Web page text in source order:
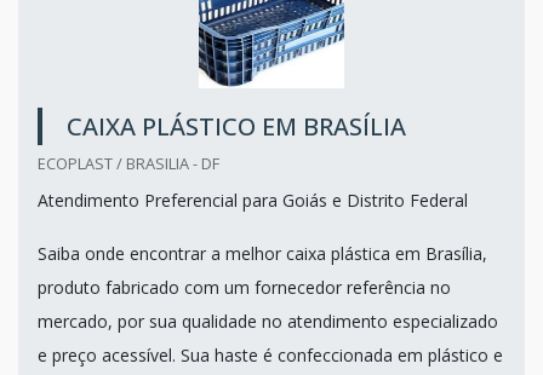
CAIXA PLÁSTICO EM BRASÍLIA
ECOPLAST / BRASILIA - DF
Atendimento Preferencial para Goiás e Distrito Federal
Saiba onde encontrar a melhor caixa plástica em Brasília,
produto fabricado com um fornecedor referência no
mercado, por sua qualidade no atendimento especializado
e preço acessível. Sua haste é confeccionada em plástico e